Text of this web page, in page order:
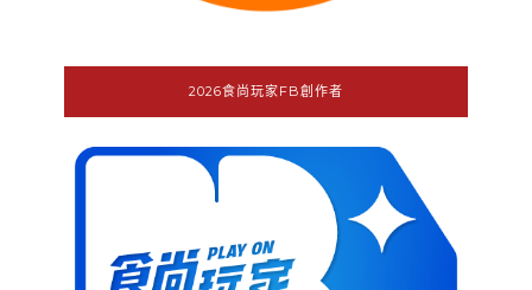
2026食尚玩家FB創作者